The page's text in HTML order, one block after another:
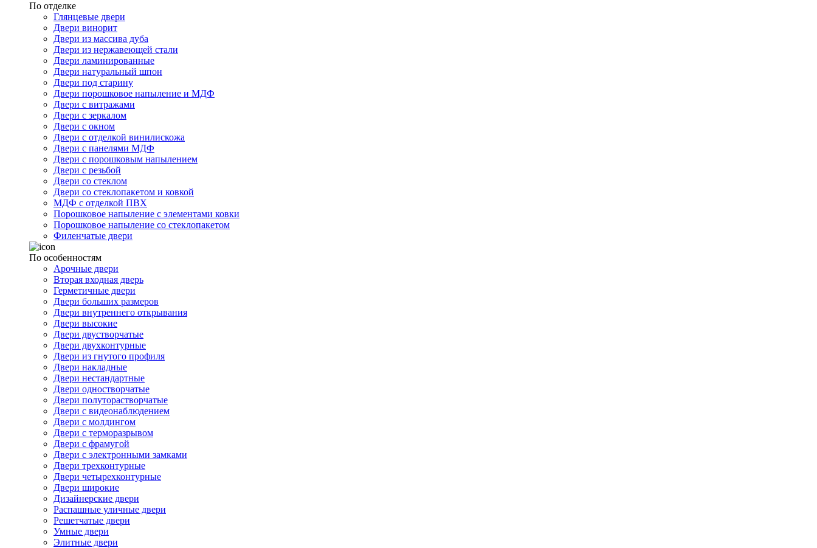
По отделке
Глянцевые двери
Двери винорит
Двери из массива дуба
Двери из нержавеющей стали
Двери ламинированные
Двери натуральный шпон
Двери под старину
Двери порошковое напыление и МДФ
Двери с витражами
Двери с зеркалом
Двери с окном
Двери с отделкой винилискожа
Двери с панелями МДФ
Двери с порошковым напылением
Двери с резьбой
Двери со стеклом
Двери со стеклопакетом и ковкой
МДФ с отделкой ПВХ
Порошковое напыление с элементами ковки
Порошковое напыление со стеклопакетом
Филенчатые двери
По особенностям
Арочные двери
Вторая входная дверь
Герметичные двери
Двери больших размеров
Двери внутреннего открывания
Двери высокие
Двери двустворчатые
Двери двухконтурные
Двери из гнутого профиля
Двери накладные
Двери нестандартные
Двери одностворчатые
Двери полуторастворчатые
Двери с видеонаблюдением
Двери с молдингом
Двери с терморазрывом
Двери с фрамугой
Двери с электронными замками
Двери трехконтурные
Двери четырехконтурные
Двери широкие
Дизайнерские двери
Распашные уличные двери
Решетчатые двери
Умные двери
Элитные двери